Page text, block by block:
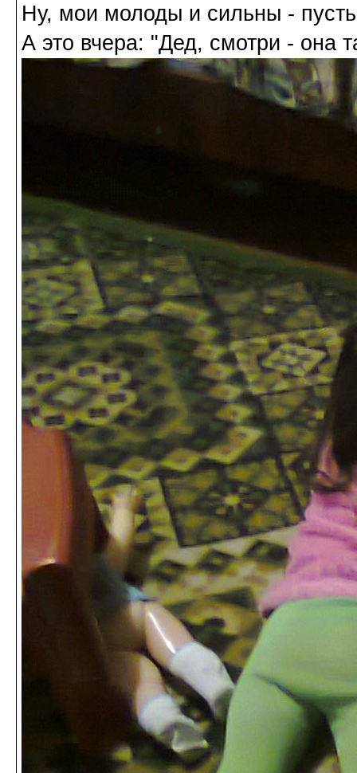
Ну, мои молоды и сильны -
А это вчера: "Дед, смотри - она